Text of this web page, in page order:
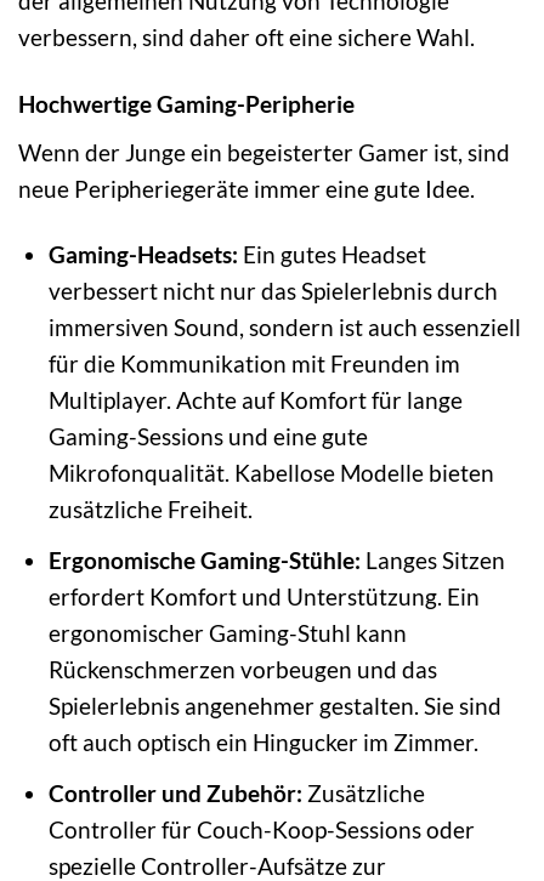
verbessern, sind daher oft eine sichere Wahl.
Hochwertige Gaming-Peripherie
Wenn der Junge ein begeisterter Gamer ist, sind
neue Peripheriegeräte immer eine gute Idee.
Gaming-Headsets: Ein gutes Headset
verbessert nicht nur das Spielerlebnis durch
immersiven Sound, sondern ist auch essenziell
für die Kommunikation mit Freunden im
Multiplayer. Achte auf Komfort für lange
Gaming-Sessions und eine gute
Mikrofonqualität. Kabellose Modelle bieten
zusätzliche Freiheit.
Ergonomische Gaming-Stühle: Langes Sitzen
erfordert Komfort und Unterstützung. Ein
ergonomischer Gaming-Stuhl kann
Rückenschmerzen vorbeugen und das
Spielerlebnis angenehmer gestalten. Sie sind
oft auch optisch ein Hingucker im Zimmer.
Controller und Zubehör: Zusätzliche
Controller für Couch-Koop-Sessions oder
spezielle Controller-Aufsätze zur